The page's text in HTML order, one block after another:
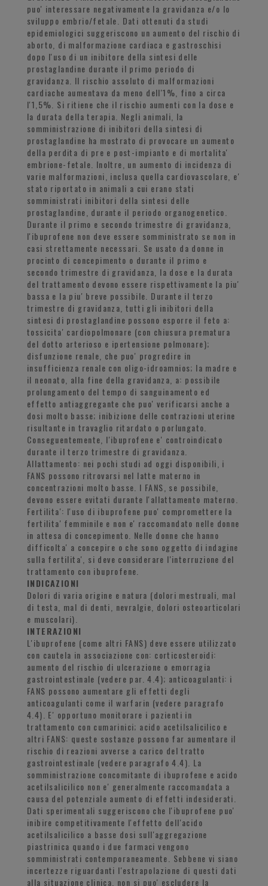
puo' interessare negativamente la gravidanza e/o lo
sviluppo embrio/fetale. Dati ottenuti da studi
epidemiologici suggeriscono un aumento del rischio di
aborto, di malformazione cardiaca e gastroschisi
dopo l'uso di un inibitore della sintesi delle
prostaglandine durante il primo periodo di
gravidanza. Il rischio assoluto di malformazioni
cardiache aumentava da meno dell'1%, fino a circa
l'1,5%. Si ritiene che il rischio aumenti con la dose e
la durata della terapia. Negli animali, la
somministrazione di inibitori della sintesi di
prostaglandine ha mostrato di provocare un aumento
della perdita di pre e post-impianto e di mortalita'
embrione-fetale. Inoltre, un aumento di incidenza di
varie malformazioni, inclusa quella cardiovascolare, e'
stato riportato in animali a cui erano stati
somministrati inibitori della sintesi delle
prostaglandine, durante il periodo organogenetico.
Durante il primo e secondo trimestre di gravidanza,
l'ibuprofene non deve essere somministrato se non in
casi strettamente necessari. Se usato da donne in
procinto di concepimento o durante il primo e
secondo trimestre di gravidanza, la dose e la durata
del trattamento devono essere rispettivamente la piu'
bassa e la piu' breve possibile. Durante il terzo
trimestre di gravidanza, tutti gli inibitori della
sintesi di prostaglandine possono esporre il feto a:
tossicita' cardiopolmonare (con chiusura prematura
del dotto arterioso e ipertensione polmonare);
disfunzione renale, che puo' progredire in
insufficienza renale con oligo-idroamnios; la madre e
il neonato, alla fine della gravidanza, a: possibile
prolungamento del tempo di sanguinamento ed
effetto antiaggregante che puo' verificarsi anche a
dosi molto basse; inibizione delle contrazioni uterine
risultante in travaglio ritardato o porlungato.
Conseguentemente, l'ibuprofene e' controindicato
durante il terzo trimestre di gravidanza.
Allattamento: nei pochi studi ad oggi disponibili, i
FANS possono ritrovarsi nel latte materno in
concentrazioni molto basse. I FANS, se possibile,
devono essere evitati durante l'allattamento materno.
Fertilita': l'uso di ibuprofene puo' compromettere la
fertilita' femminile e non e' raccomandato nelle donne
in attesa di concepimento. Nelle donne che hanno
difficolta' a concepire o che sono oggetto di indagine
sulla fertilita', si deve considerare l'interruzione del
trattamento con ibuprofene.
INDICAZIONI
Dolori di varia origine e natura (dolori mestruali, mal
di testa, mal di denti, nevralgie, dolori osteoarticolari
e muscolari).
INTERAZIONI
L'ibuprofene (come altri FANS) deve essere utilizzato
con cautela in associazione con: corticosteroidi:
aumento del rischio di ulcerazione o emorragia
gastrointestinale (vedere par. 4.4); anticoagulanti: i
FANS possono aumentare gli effetti degli
anticoagulanti come il warfarin (vedere paragrafo
4.4). E' opportuno monitorare i pazienti in
trattamento con cumarinici; acido acetilsalicilico e
altri FANS: queste sostanze possono far aumentare il
rischio di reazioni avverse a carico del tratto
gastrointestinale (vedere paragrafo 4.4). La
somministrazione concomitante di ibuprofene e acido
acetilsalicilico non e' generalmente raccomandata a
causa del potenziale aumento di effetti indesiderati.
Dati sperimentali suggeriscono che l'ibuprofene puo'
inibire competitivamente l'effetto dell'acido
acetilsalicilico a basse dosi sull'aggregazione
piastrinica quando i due farmaci vengono
somministrati contemporaneamente. Sebbene vi siano
incertezze riguardanti l'estrapolazione di questi dati
alla situazione clinica, non si puo' escludere la